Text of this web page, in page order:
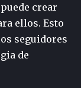
crear
ellos. Esto
seguidores
de